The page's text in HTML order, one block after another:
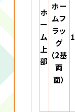
ホ
ー
ム
上
部
ホー
ムフ
ラッ
グ
（2基
両
面）